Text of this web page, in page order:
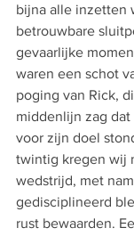
bijna alle inzetten
betrouwbare
gevaarlijke
waren een schot
poging van Rick,
middenlijn zag
voor zijn doel
twintig kregen wij
wedstrijd, met
gedisciplineerd
rust bewaarden.